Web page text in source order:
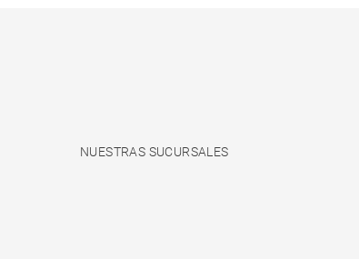
NUESTRAS SUCURSALES